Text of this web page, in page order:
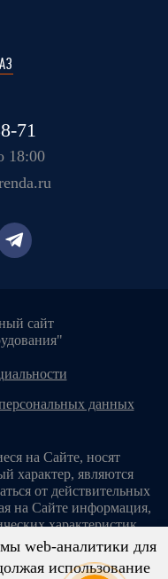
71
18:00
сайт
данных
на Сайте, носят
характер, являются
от действительных
на Сайте информация,
характеристик,
услуг, сервисного
условий
каких условиях не
web-аналитики для
использование